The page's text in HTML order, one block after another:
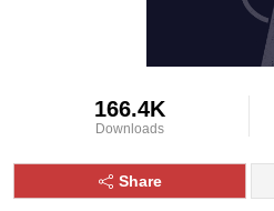
166.4K
Downloads
Share